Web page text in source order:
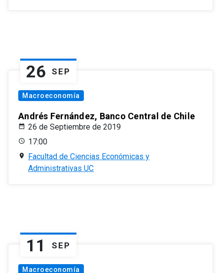
26 SEP
Macroeconomía
Andrés Fernández, Banco Central de Chile
26 de Septiembre de 2019
17:00
Facultad de Ciencias Económicas y
Administrativas UC
11 SEP
Macroeconomía